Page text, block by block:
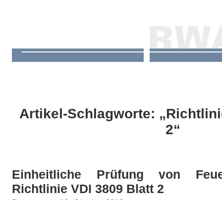
Artikel-Schlagworte:
2“
Einheitliche Prüfung von
Richtlinie VDI 3809 Blatt 2